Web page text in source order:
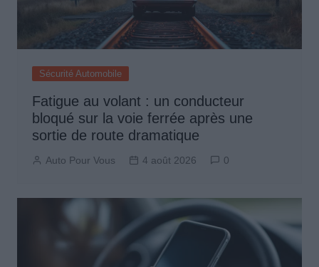
Sécurité Automobile
Fatigue au volant : un conducteur
bloqué sur la voie ferrée après une
sortie de route dramatique
Auto Pour Vous 4 août 2026 0